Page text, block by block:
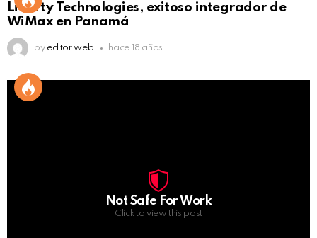
Liberty Technologies, exitoso integrador de
WiMax en Panamá
by editor web hace 18 años
Not Safe For Work
Click to view this post